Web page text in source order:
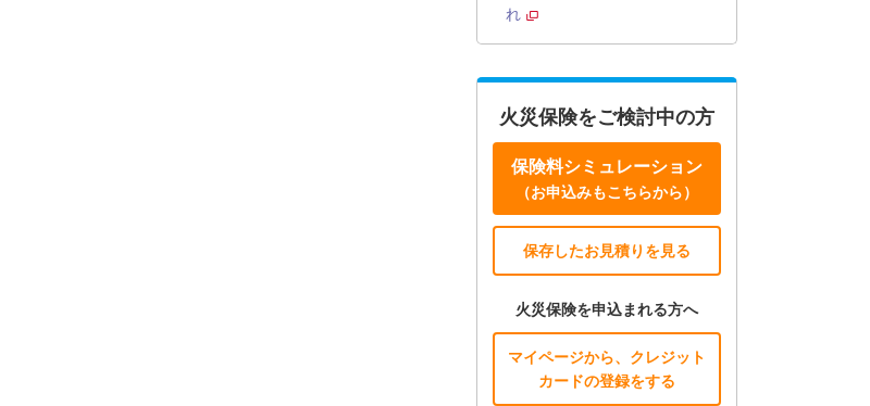
れ
火災保険をご検討中の方
保険料シミュレーション
（お申込みもこちらから）
保存したお見積りを見る
火災保険を申込まれる方へ
マイページから、クレジット
カードの登録をする